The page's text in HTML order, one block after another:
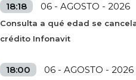
18:18 06 - AGOSTO - 2026
Consulta a qué edad se
crédito Infonavit
18:00 06 - AGOSTO - 2026